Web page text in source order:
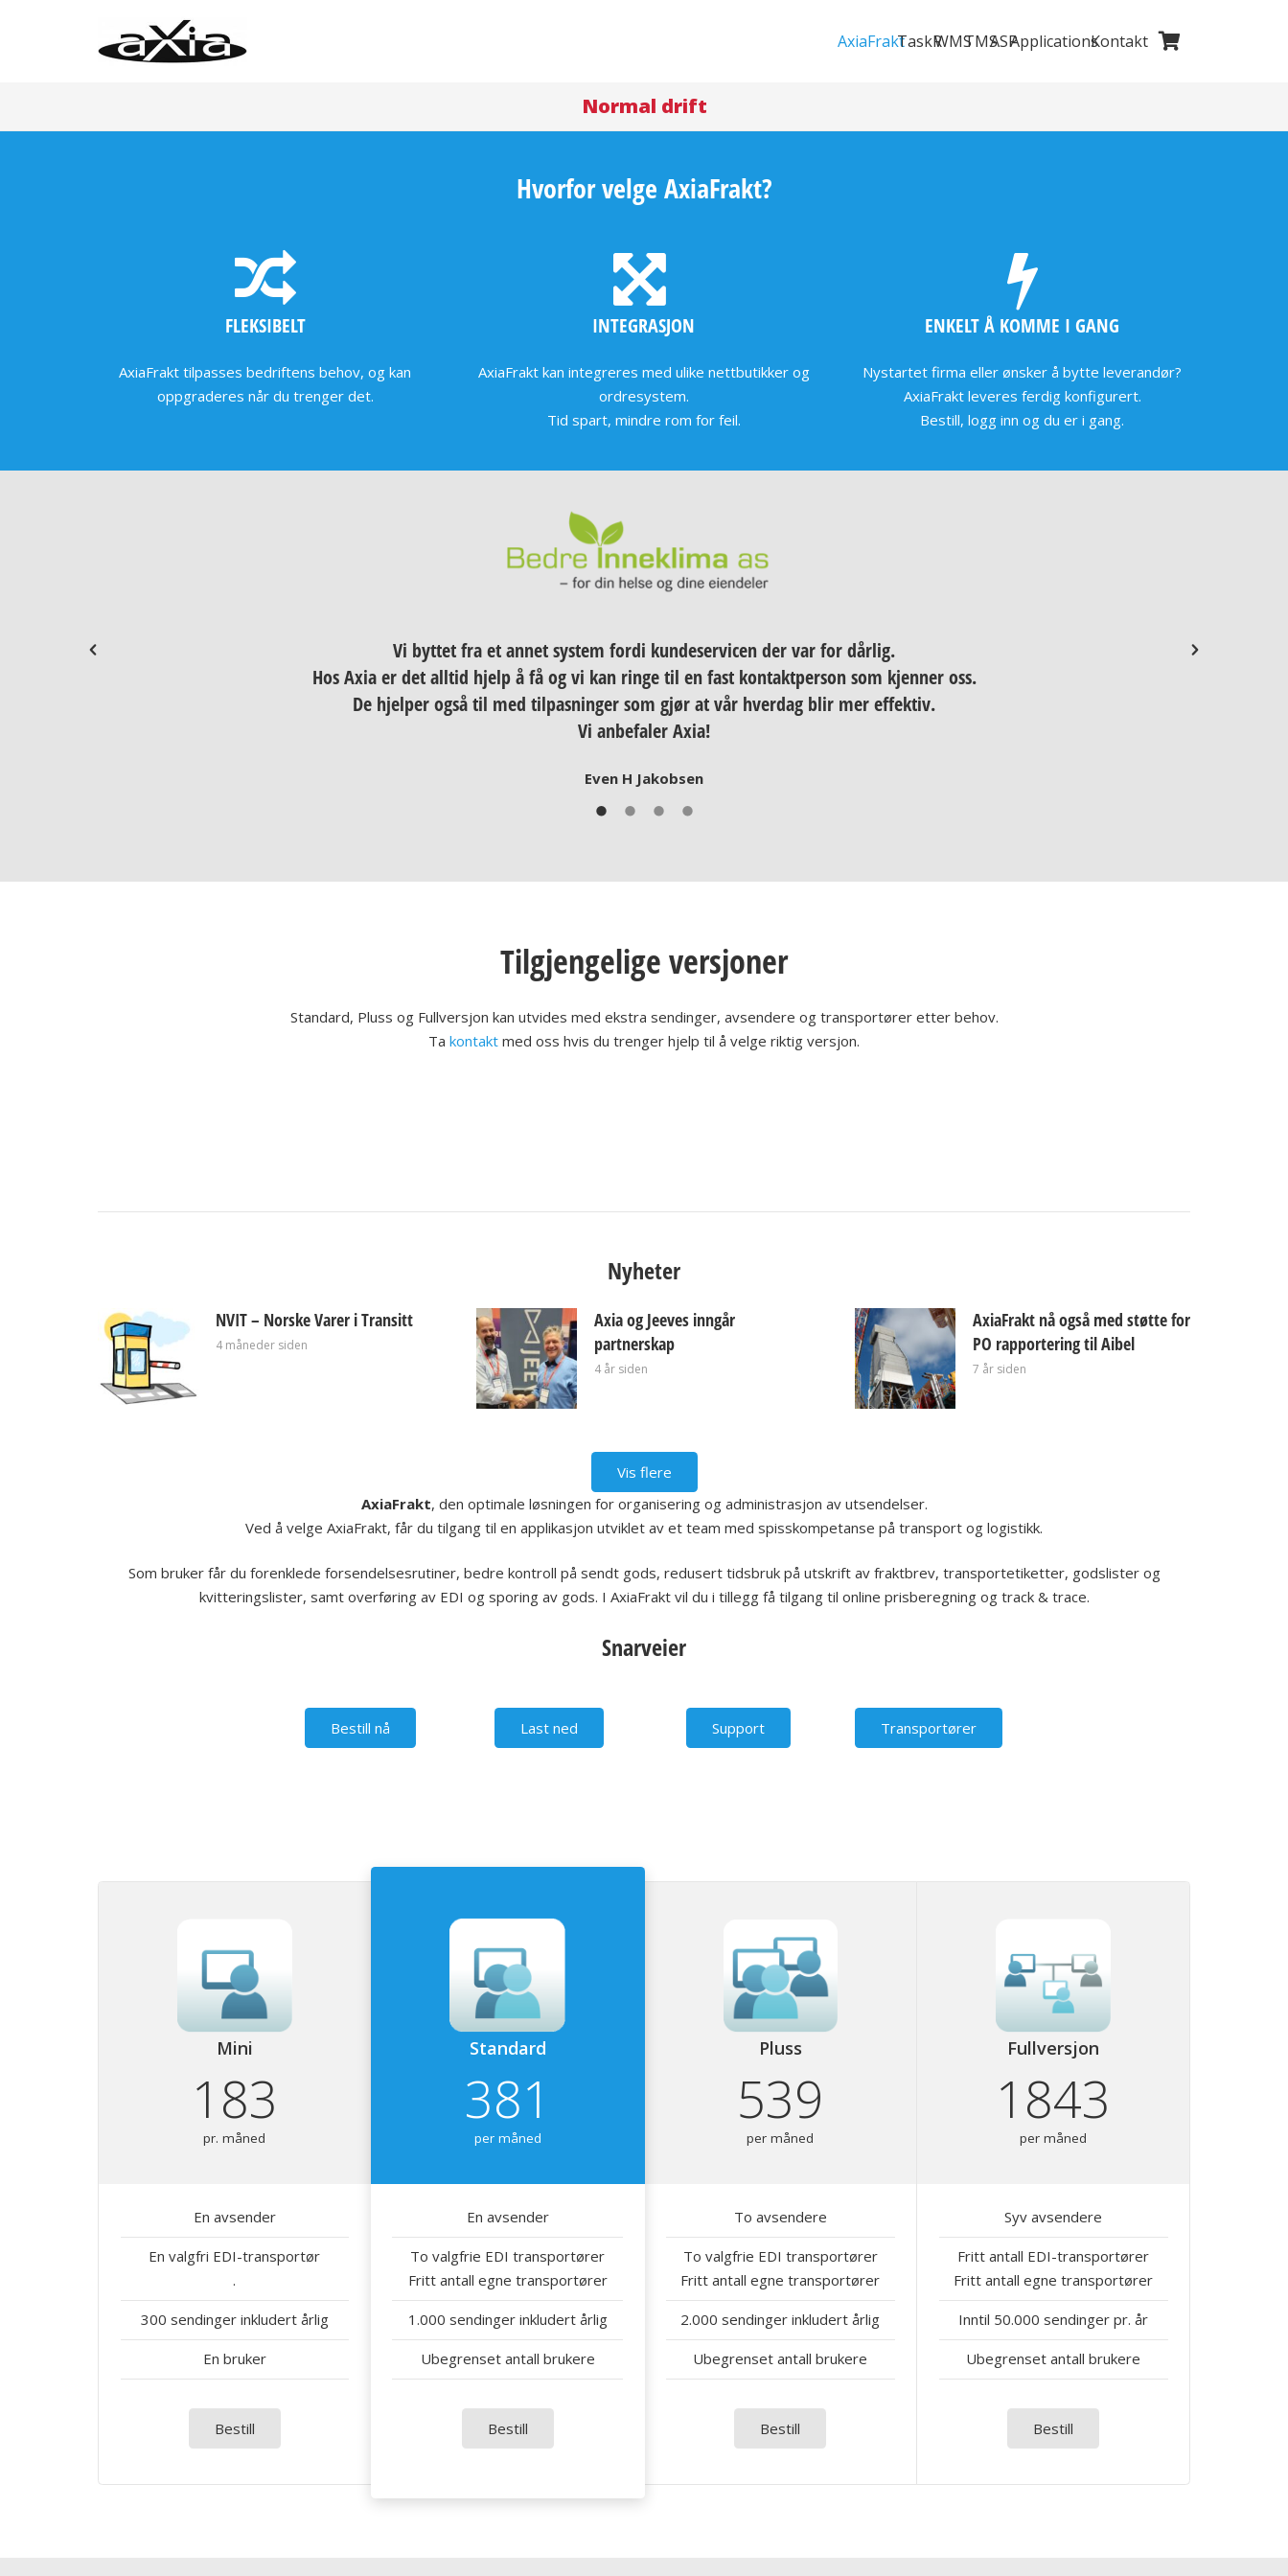
AxiaFraktTaskRWMSTMSASPApplicationsKontakt
Normal drift
Hvorfor velge AxiaFrakt?
FLEKSIBELT
AxiaFrakt tilpasses bedriftens behov, og kan
oppgraderes når du trenger det.
INTEGRASJON
AxiaFrakt kan integreres med ulike nettbutikker og
ordresystem.
Tid spart, mindre rom for feil.
ENKELT Å KOMME I GANG
Nystartet firma eller ønsker å bytte leverandør?
AxiaFrakt leveres ferdig konfigurert.
Bestill, logg inn og du er i gang.
Vi byttet fra et annet system fordi kundeservicen der var for dårlig.
Hos Axia er det alltid hjelp å få og vi kan ringe til en fast kontaktperson som kjenner oss.
De hjelper også til med tilpasninger som gjør at vår hverdag blir mer effektiv.
Vi anbefaler Axia!
Even H Jakobsen
Tilgjengelige versjoner
Standard, Pluss og Fullversjon kan utvides med ekstra sendinger, avsendere og transportører etter behov.
Ta kontakt med oss hvis du trenger hjelp til å velge riktig versjon.
Nyheter
NVIT – Norske Varer i Transitt
4 måneder siden
Axia og Jeeves inngår
partnerskap
4 år siden
AxiaFrakt nå også med støtte for
PO rapportering til Aibel
7 år siden
Vis flere
AxiaFrakt, den optimale løsningen for organisering og administrasjon av utsendelser.
Ved å velge AxiaFrakt, får du tilgang til en applikasjon utviklet av et team med spisskompetanse på transport og logistikk.
Som bruker får du forenklede forsendelsesrutiner, bedre kontroll på sendt gods, redusert tidsbruk på utskrift av fraktbrev, transportetiketter, godslister og
kvitteringslister, samt overføring av EDI og sporing av gods. I AxiaFrakt vil du i tillegg få tilgang til online prisberegning og track & trace.
Snarveier
Bestill nå Last ned Support Transportører
Mini
183
pr. måned
En avsender
En valgfri EDI-transportør
.
300 sendinger inkludert årlig
En bruker
Bestill
Standard
381
per måned
En avsender
To valgfrie EDI transportører
Fritt antall egne transportører
1.000 sendinger inkludert årlig
Ubegrenset antall brukere
Bestill
Pluss
539
per måned
To avsendere
To valgfrie EDI transportører
Fritt antall egne transportører
2.000 sendinger inkludert årlig
Ubegrenset antall brukere
Bestill
Fullversjon
1843
per måned
Syv avsendere
Fritt antall EDI-transportører
Fritt antall egne transportører
Inntil 50.000 sendinger pr. år
Ubegrenset antall brukere
Bestill